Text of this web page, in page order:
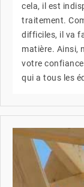
cela, il est
traitement.
difficiles, il va
matière. Ainsi,
votre
qui a tous les